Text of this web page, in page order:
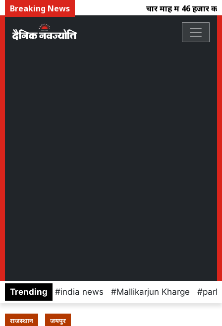
Breaking News चार माह में 46 हजार
Trending india news Mallikarjun Kharge
राजस्थान जयपुर